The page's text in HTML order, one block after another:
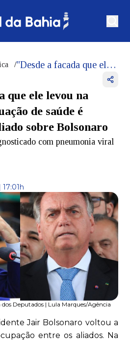
/ "Desde a facada que ele levou na campanha a situação de saúde é sensível", diz aliado sobre Bolsonaro
que ele levou na
de saúde é
sobre Bolsonaro
com pneumonia viral
Deputados | Lula Marques/Agência
Jair Bolsonaro voltou a
entre os aliados. Na